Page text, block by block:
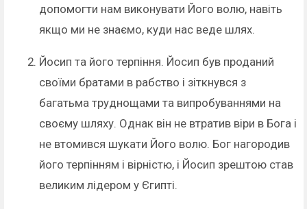
допомогти нам виконувати Його волю, навіть
якщо ми не знаємо, куди нас веде шлях.
Йосип та його терпіння. Йосип був проданий
своїми братами в рабство і зіткнувся з
багатьма труднощами та випробуваннями на
своєму шляху. Однак він не втратив віри в Бога і
не втомився шукати Його волю. Бог нагородив
його терпінням і вірністю, і Йосип зрештою став
великим лідером у Єгипті.